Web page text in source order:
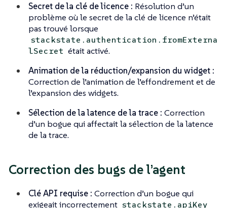
Secret de la clé de licence : Résolution d’un
problème où le secret de la clé de licence n’était
pas trouvé lorsque
stackstate.authentication.fromExterna
lSecret était activé.
Animation de la réduction/expansion du widget :
Correction de l’animation de l’effondrement et de
l’expansion des widgets.
Sélection de la latence de la trace : Correction
d’un bogue qui affectait la sélection de la latence
de la trace.
Correction des bugs de l’agent
Clé API requise : Correction d’un bogue qui
exigeait incorrectement stackstate.apiKey